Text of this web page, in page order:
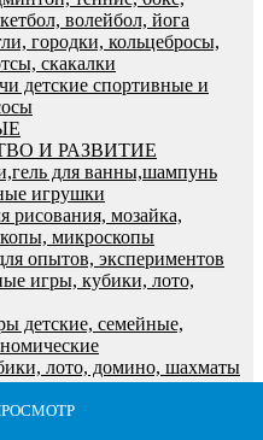
волейбол, йога
городки, кольцебросы,
скакалки
детские спортивные и
И РАЗВИТИЕ
для ванны,шампунь
игрушки
рисования, мозайка,
микроскопы
опытов, экспериментов
игры, кубики, лото,
детские, семейные,
лото, домино, шахматы
игры
хоккей, бильярд,